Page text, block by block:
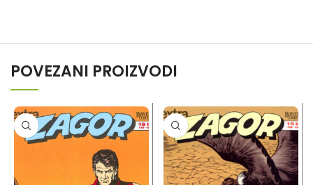
POVEZANI PROIZVODI